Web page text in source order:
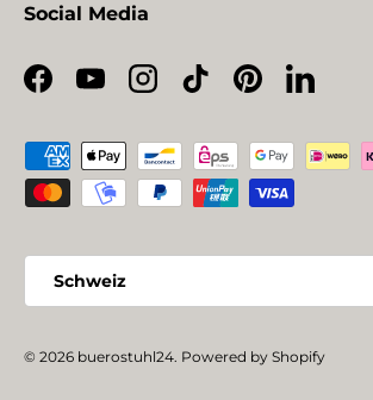
Social Media
Facebook
YouTubeInstagram
TikTokPinterestLinkedIn
Zahlungsmethoden
Schweiz
© 2026 buerostuhl24. Powered by Shopify